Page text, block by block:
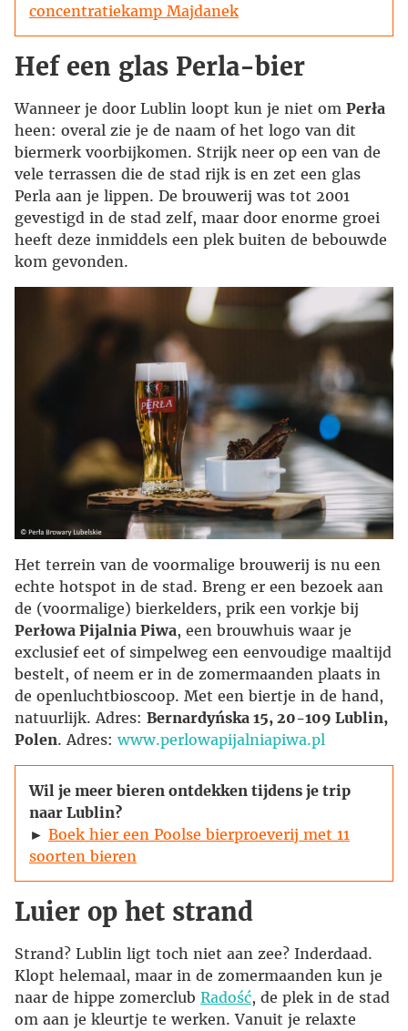
concentratiekamp Majdanek
Hef een glas Perla-bier
Wanneer je door Lublin loopt kun je niet om Perła
heen: overal zie je de naam of het logo van dit
biermerk voorbijkomen. Strijk neer op een van de
vele terrassen die de stad rijk is en zet een glas
Perla aan je lippen. De brouwerij was tot 2001
gevestigd in de stad zelf, maar door enorme groei
heeft deze inmiddels een plek buiten de bebouwde
kom gevonden.
Het terrein van de voormalige brouwerij is nu een
echte hotspot in de stad. Breng er een bezoek aan
de (voormalige) bierkelders, prik een vorkje bij
Perłowa Pijalnia Piwa, een brouwhuis waar je
exclusief eet of simpelweg een eenvoudige maaltijd
bestelt, of neem er in de zomermaanden plaats in
de openluchtbioscoop. Met een biertje in de hand,
natuurlijk. Adres: Bernardyńska 15, 20-109 Lublin,
Polen. Adres: www.perlowapijalniapiwa.pl
Wil je meer bieren ontdekken tijdens je trip
naar Lublin?
► Boek hier een Poolse bierproeverij met 11
soorten bieren
Luier op het strand
Strand? Lublin ligt toch niet aan zee? Inderdaad.
Klopt helemaal, maar in de zomermaanden kun je
naar de hippe zomerclub Radość, de plek in de stad
om aan je kleurtje te werken. Vanuit je relaxte